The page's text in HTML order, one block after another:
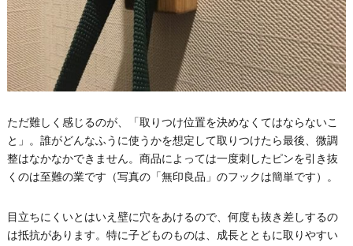
ただ難しく感じるのが、「取りつけ位置を決めなくてはならないこ
と」。誰がどんなふうに使うかを想定して取りつけたら最後、微調
整はなかなかできません。商品によっては一度刺したピンを引き抜
くのは至難の業です（写真の「無印良品」のフックは簡単です）。
目立ちにくいとはいえ壁に穴をあけるので、何度も抜き差しするの
は抵抗があります。特に子どものものは、成長とともに取りやすい